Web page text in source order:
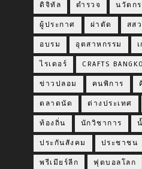
ดิจิทัล ตำรวจ นวัตกร
ผู้ประกาศ ผ่าตัด สส
อบรม อุตสาหกรรม
ไรเดอร์ CRAFTS
ข่าวปลอม คนพิการ
ตลาดนัด ต่างประเทศ
ท้องถิ่น นักวิชาการ
ประกันสังคม ประชาชน
พรีเมียร์ลีก ฟุตบอลโลก